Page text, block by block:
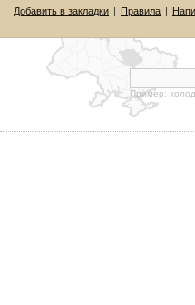
Добавить в закладки | Правила |
Пример: